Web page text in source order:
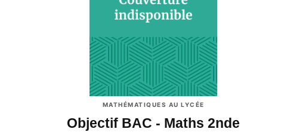
MATHÉMATIQUES AU LYCÉE
Objectif BAC - Maths 2nde